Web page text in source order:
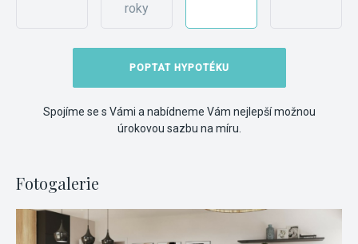
roky
POPTAT HYPOTÉKU
Spojíme se s Vámi a nabídneme Vám nejlepší možnou
úrokovou sazbu na míru.
Fotogalerie